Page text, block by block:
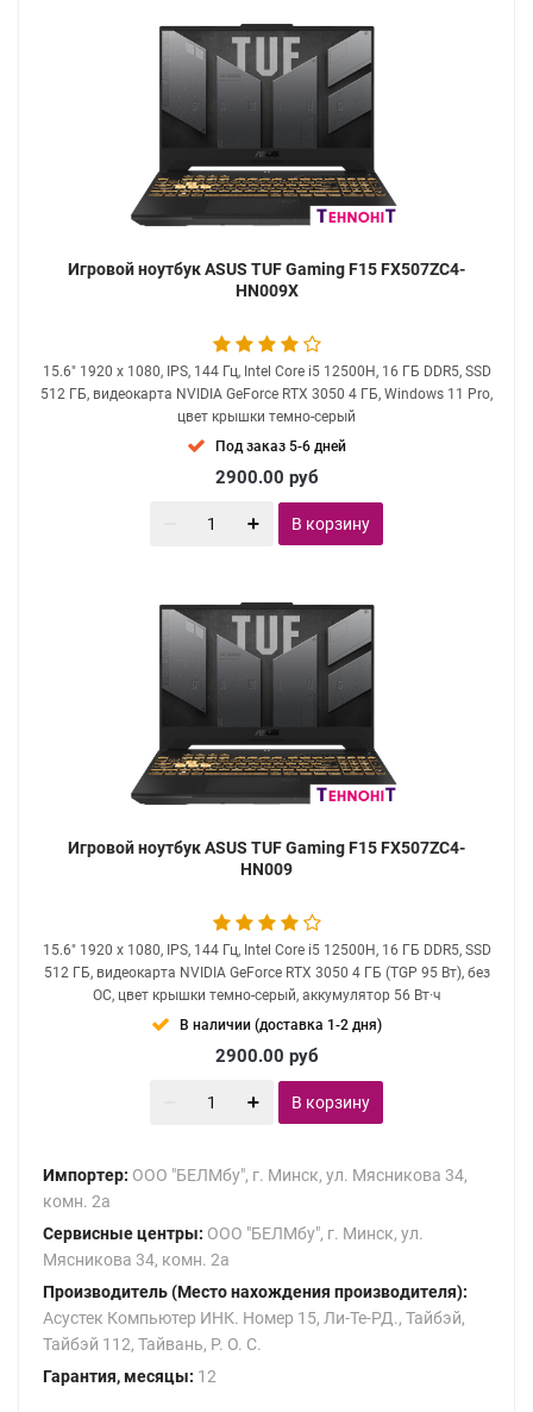
Игровой ноутбук ASUS TUF Gaming F15 FX507ZC4-
HN009X
15.6" 1920 x 1080, IPS, 144 Гц, Intel Core i5 12500H, 16 ГБ DDR5, SSD
512 ГБ, видеокарта NVIDIA GeForce RTX 3050 4 ГБ, Windows 11 Pro,
цвет крышки темно-серый
Под заказ 5-6 дней
2900.00 руб
В корзину
Игровой ноутбук ASUS TUF Gaming F15 FX507ZC4-
HN009
15.6" 1920 x 1080, IPS, 144 Гц, Intel Core i5 12500H, 16 ГБ DDR5, SSD
512 ГБ, видеокарта NVIDIA GeForce RTX 3050 4 ГБ (TGP 95 Вт), без
ОС, цвет крышки темно-серый, аккумулятор 56 Вт·ч
В наличии (доставка 1-2 дня)
2900.00 руб
В корзину
Импортер: ООО "БЕЛМбу", г. Минск, ул. Мясникова 34,
комн. 2а
Сервисные центры: ООО "БЕЛМбу", г. Минск, ул.
Мясникова 34, комн. 2а
Производитель (Место нахождения производителя):
Асустек Компьютер ИНК. Номер 15, Ли-Те-РД., Тайбэй,
Тайбэй 112, Тайвань, Р. О. С.
Гарантия, месяцы: 12